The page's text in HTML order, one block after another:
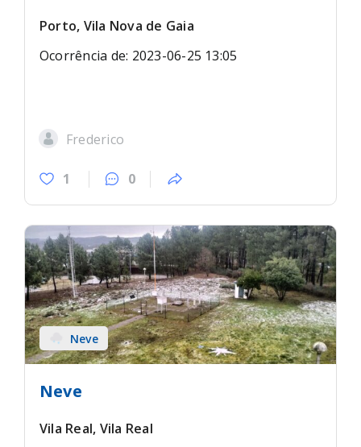
Porto, Vila Nova de Gaia
Ocorrência de: 2023-06-25 13:05
Frederico
1 0
Neve
Neve
Vila Real, Vila Real